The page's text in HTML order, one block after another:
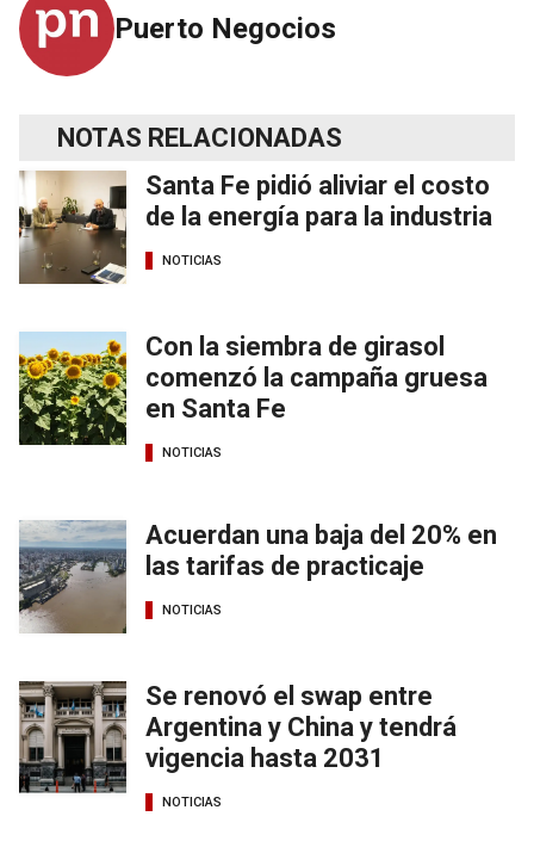
Puerto Negocios
NOTAS RELACIONADAS
Santa Fe pidió aliviar el costo
de la energía para la industria
NOTICIAS
Con la siembra de girasol
comenzó la campaña gruesa
en Santa Fe
NOTICIAS
Acuerdan una baja del 20% en
las tarifas de practicaje
NOTICIAS
Se renovó el swap entre
Argentina y China y tendrá
vigencia hasta 2031
NOTICIAS